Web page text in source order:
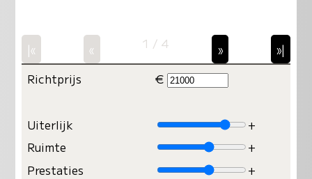
|« « 1 / 4 »
»|
Richtprijs
€
Uiterlijk
+
Ruimte
+
Prestaties
+